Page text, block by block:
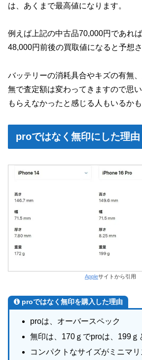
は、あくまで最高値になります。
例えば上記の中古品70,000円であれ
48,000円前後の買取値になると予想さ
バッテリーの消耗具合やキズの有無
無で査定額は変わってきますので思
もらえなかったと感じる人もいるかも
proではなく無印にした理由
Appleサイトから引用
proではなく無印を購入した理由
proは、オーバースペック
無印は、170ｇでproは、199ｇ
コンパクトなサイズがミニマ